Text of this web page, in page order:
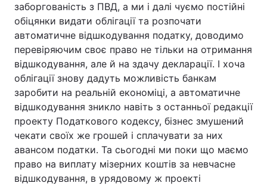
заборгованість з ПВД, а ми і далі чуємо постійні
обіцянки видати облігації та розпочати
автоматичне відшкодування податку, доводимо
перевіряючим своє право не тільки на отримання
відшкодування, але й на здачу декларації. І хоча
облігації знову дадуть можливість банкам
заробити на реальній економіці, а автоматичне
відшкодування зникло навіть з останньої редакції
проекту Податкового кодексу, бізнес змушений
чекати своїх же грошей і сплачувати за них
авансом податки. Та сьогодні ми поки що маємо
право на виплату мізерних коштів за невчасне
відшкодування, в урядовому ж проекті